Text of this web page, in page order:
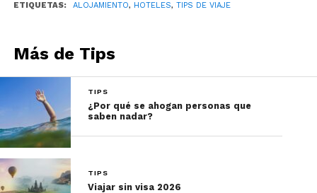
ETIQUETAS: ALOJAMIENTO, HOTELES, TIPS DE VIAJE
Más de Tips
TIPS
¿Por qué se ahogan personas que
saben nadar?
TIPS
Viajar sin visa 2026